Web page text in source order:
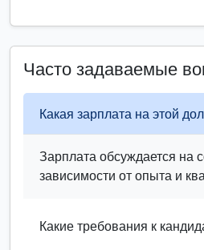
Часто задаваемые
Какая зарплата на этой
Зарплата обсуждается на
зависимости от опыта и
Какие требования к